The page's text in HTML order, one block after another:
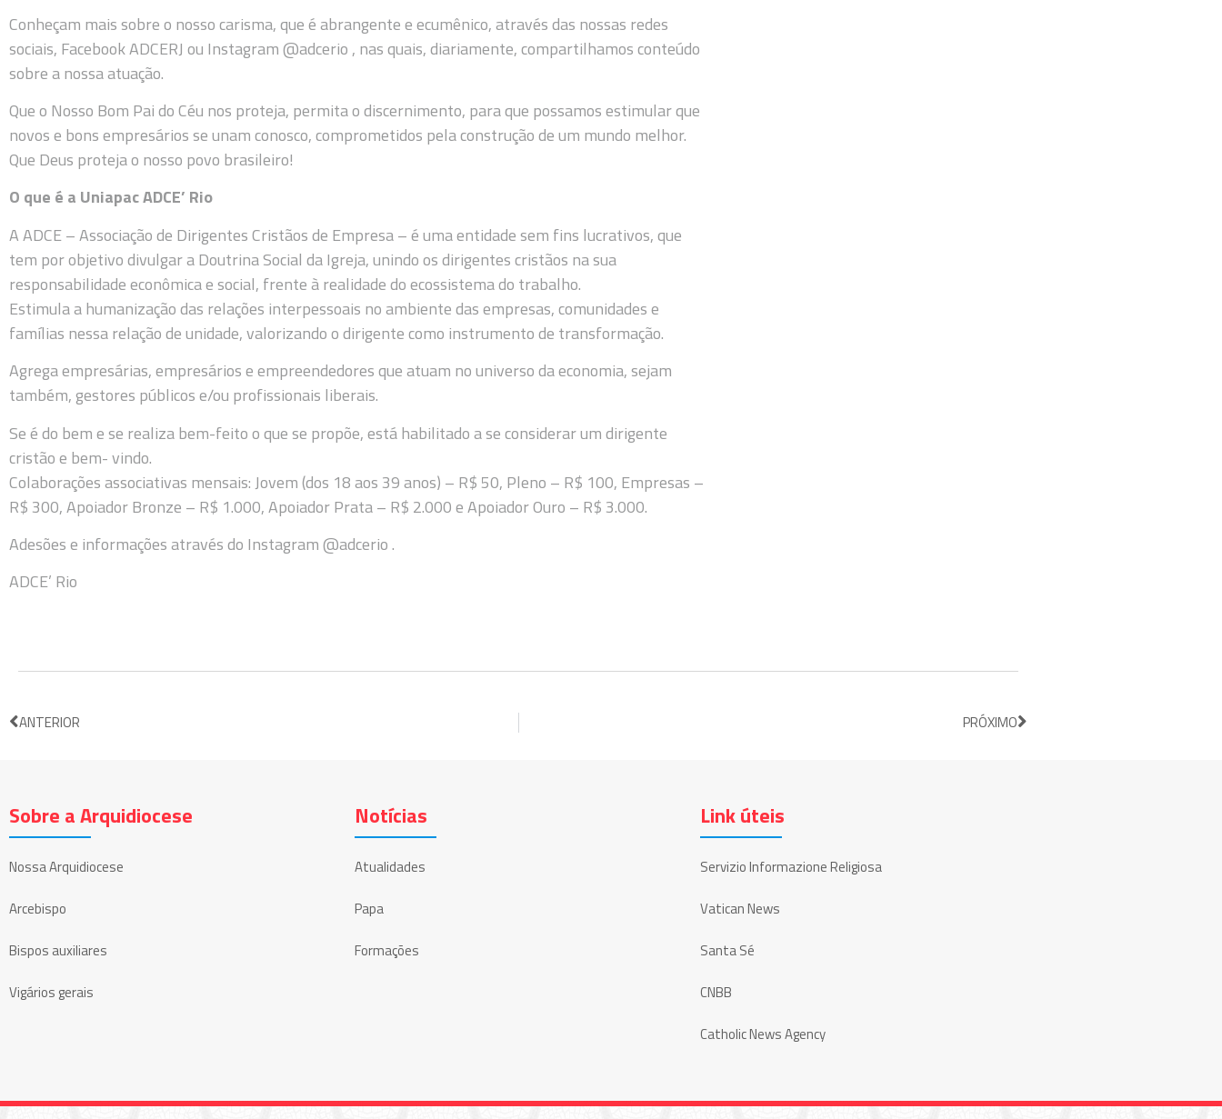
Conheçam mais sobre o nosso carisma, que é abrangente e ecumênico, através das nossas redes
sociais, Facebook ADCERJ ou Instagram @adcerio , nas quais, diariamente, compartilhamos conteúdo
sobre a nossa atuação.
Que o Nosso Bom Pai do Céu nos proteja, permita o discernimento, para que possamos estimular que
novos e bons empresários se unam conosco, comprometidos pela construção de um mundo melhor.
Que Deus proteja o nosso povo brasileiro!
O que é a Uniapac ADCE’ Rio
A ADCE – Associação de Dirigentes Cristãos de Empresa – é uma entidade sem fins lucrativos, que
tem por objetivo divulgar a Doutrina Social da Igreja, unindo os dirigentes cristãos na sua
responsabilidade econômica e social, frente à realidade do ecossistema do trabalho.
Estimula a humanização das relações interpessoais no ambiente das empresas, comunidades e
famílias nessa relação de unidade, valorizando o dirigente como instrumento de transformação.
Agrega empresárias, empresários e empreendedores que atuam no universo da economia, sejam
também, gestores públicos e/ou profissionais liberais.
Se é do bem e se realiza bem-feito o que se propõe, está habilitado a se considerar um dirigente
cristão e bem- vindo.
Colaborações associativas mensais: Jovem (dos 18 aos 39 anos) – R$ 50, Pleno – R$ 100, Empresas –
R$ 300, Apoiador Bronze – R$ 1.000, Apoiador Prata – R$ 2.000 e Apoiador Ouro – R$ 3.000.
Adesões e informações através do Instagram @adcerio .
ADCE’ Rio
ANTERIOR PRÓXIMO
Sobre a Arquidiocese
Nossa Arquidiocese
Arcebispo
Bispos auxiliares
Vigários gerais
Notícias
Atualidades
Papa
Formações
Link úteis
Servizio Informazione Religiosa
Vatican News
Santa Sé
CNBB
Catholic News Agency